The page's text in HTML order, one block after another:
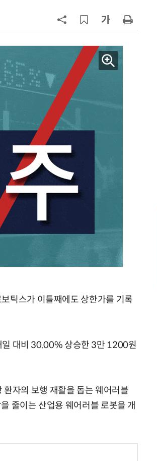
틱스가 이틀째에도 상한가를 기록
대비 30.00% 상승한 3만 1200원
자의 보행 재활을 돕는 웨어러블
줄이는 산업용 웨어러블 로봇을 개
“상장폐지 막아라”…중소 가전 기업,
코스피 급등에 매수 사이드카 발동
경찰 압수 코인, 두나무가 보관한
다…최종 낙찰자 선정
한은 금 매입 나섰지만…개인투자자
는 금 투자 '외면'
AI 시대의 옵저버빌리티: GPU·LLM 모니터링부터 AI 기반 장애 대응까지